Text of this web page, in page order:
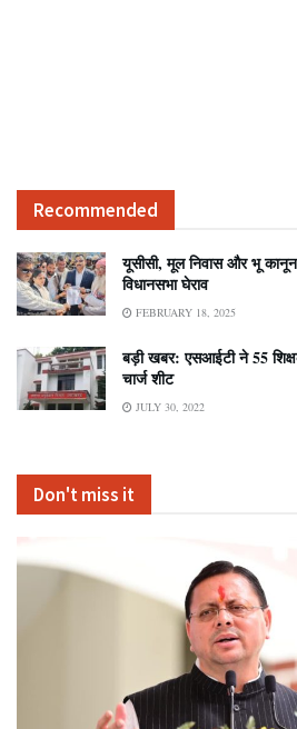
Recommended
यूसीसी, मूल निवास और भू कानून
विधानसभा घेराव
FEBRUARY 18, 2025
बड़ी खबर: एसआईटी ने 55
चार्ज शीट
JULY 30, 2022
Don't miss it